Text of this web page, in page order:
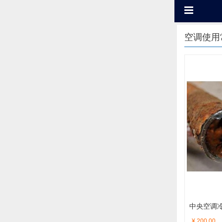
空调使
中央空调